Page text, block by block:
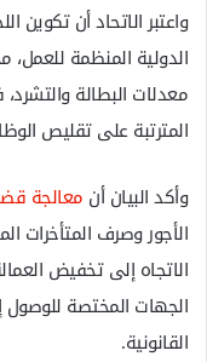
واعتبر الاتحاد أن تكوين
الدولية المنظمة
معدلات البطالة والتشرد،
المترتبة على تقليص
وأكد البيان أن معالجة
الأجور وصرف المتأخرات
الاتجاه إلى تخفيض
الجهات المختصة
القانونية.